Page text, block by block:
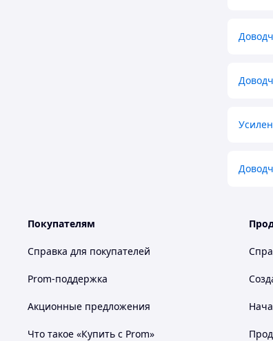
Покупателям
Справка для покупателей
Prom-поддержка
Акционные предложения
Что такое «Купить с Prom»